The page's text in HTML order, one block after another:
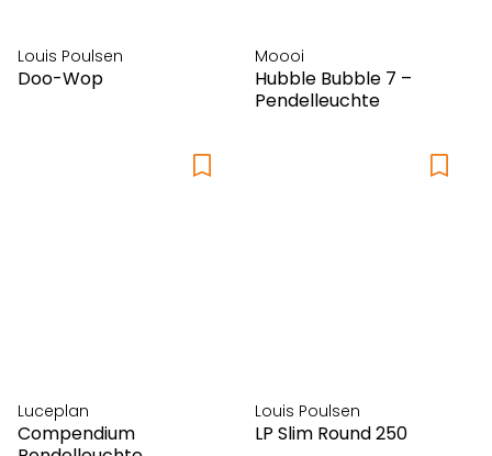
Louis Poulsen
Doo-Wop
Moooi
Hubble Bubble 7 –
Pendelleuchte
Luceplan
Compendium
Louis Poulsen
LP Slim Round 250